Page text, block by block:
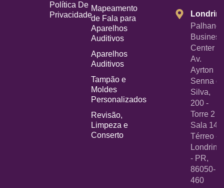
Política De
Privacidade
Mapeamento
de Fala para
Aparelhos
Auditivos
Aparelhos
Auditivos
Tampão e
Moldes
Personalizados
Revisão,
Limpeza e
Conserto
Palhano
Business
Center -
Av.
Ayrton
Senna
Silva,
200 -
Torre 2 -
Sala 14
Térreo -
Londrina
- PR,
86050-
460